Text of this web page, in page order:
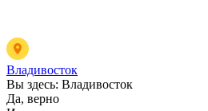
Владивосток
Вы здесь: Владивосток
Да, верно